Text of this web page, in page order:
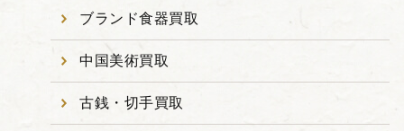
ブランド食器買取
中国美術買取
古銭・切手買取